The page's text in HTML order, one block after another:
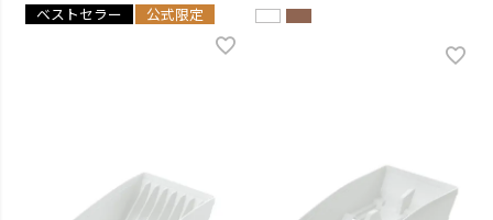
ベストセラー 公式限定